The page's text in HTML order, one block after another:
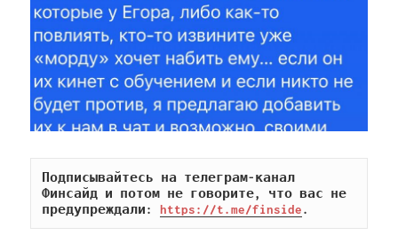
Подписывайтесь на телеграм-канал
Финсайд и потом не говорите, что вас не
предупреждали: https://t.me/finside.